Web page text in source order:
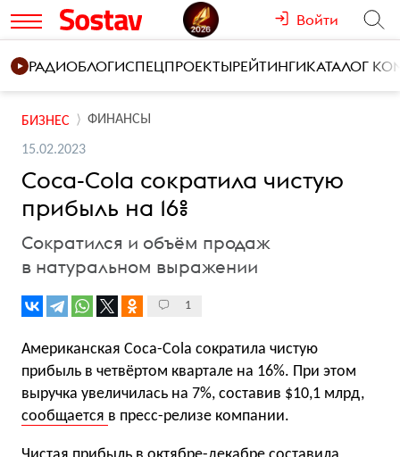
Войти
РАДИОБЛОГИСПЕЦПРОЕКТЫРЕЙТИНГИКАТАЛОГ
БИЗНЕС ФИНАНСЫ
15.02.2023
Coca-Cola сократила чистую
прибыль на 16%
Сократился и объём продаж
в натуральном выражении
1
Американская Coca-Cola сократила чистую
прибыль в четвёртом квартале на 16%. При этом
выручка увеличилась на 7%, составив $10,1 млрд,
сообщается в пресс-релизе компании.